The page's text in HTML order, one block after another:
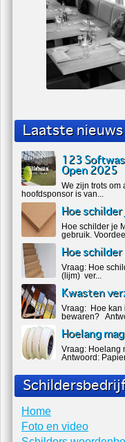
Laatste nieuws
123
Open 2025
We zijn trots om
hoofdsponsor is van...
Hoe schilder
Hoe schilder je
gebruik.
Hoe
Vraag: Hoe
(lijm) ver...
Kwasten
Vraag: Hoe kan
bewaren?
Hoelang
Vraag: Hoelang
Antwoord:
Home
Foto en video